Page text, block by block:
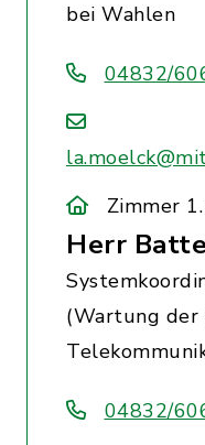
bei Wahlen
04832/
Zimmer
Herr
(Wartung der
04832/